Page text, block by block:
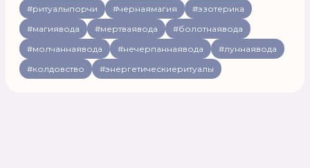
#ритуалыпорчи
#чернаямагия
#эзотерика
#магиявода
#мертваявода
#болотнаявода
#молчаннаявода
#нечерпаннаявода
#луннаявода
#колдовство
#энергетическиеритуалы